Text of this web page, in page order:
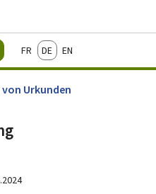
FrançaisDeutschEnglish
Urkunden